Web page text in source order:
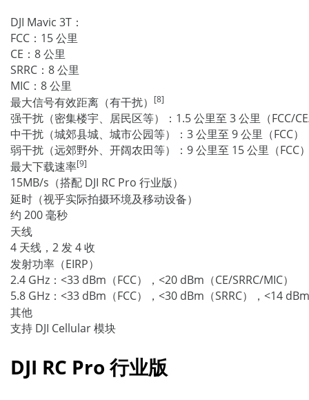
DJI Mavic 3T：
FCC：15 公里
CE：8 公里
SRRC：8 公里
MIC：8 公里
最大信号有效距离（有干扰）
[8]
强干扰（密集楼宇、居民区等）：1.5 公里至 3 公里（FCC/
中干扰（城郊县城、城市公园等）：3 公里至 9 公里（FCC）
弱干扰（远郊野外、开阔农田等）：9 公里至 15 公里（FCC
最大下载速率[9]
15MB/s（搭配 DJI RC Pro 行业版）
延时（视乎实际拍摄环境及移动设备）
约 200 毫秒
天线
4 天线，2 发 4 收
发射功率（EIRP）
2.4 GHz：<33 dBm（FCC），<20 dBm（CE/SRRC/MIC）
5.8 GHz：<33 dBm（FCC），<30 dBm（SRRC），<14
其他
支持 DJI Cellular 模块
DJI RC Pro 行业版